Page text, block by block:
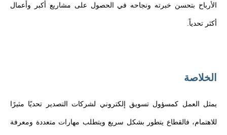
الأرباح بتحسن خبرته ونجاحه في الحصول على مشاريع أكبر وأعمال
أكثر تحدياً.
الخلاصة
يمثل العمل كمسؤول تسويق إلكتروني لشركات التصدير تحديًا مثيرًا
للاهتمام، فالقطاع يتطور بشكل سريع ويتطلب مهارات متعددة ومعرفة